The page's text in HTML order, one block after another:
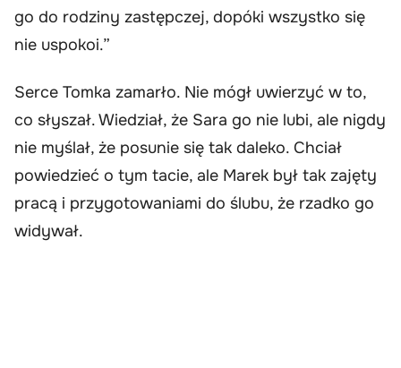
go do rodziny zastępczej, dopóki wszystko się
nie uspokoi.”
Serce Tomka zamarło. Nie mógł uwierzyć w to,
co słyszał. Wiedział, że Sara go nie lubi, ale nigdy
nie myślał, że posunie się tak daleko. Chciał
powiedzieć o tym tacie, ale Marek był tak zajęty
pracą i przygotowaniami do ślubu, że rzadko go
widywał.